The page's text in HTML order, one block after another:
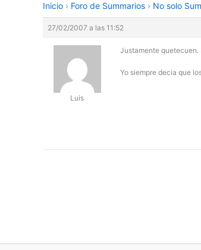
Inicio › Foro de Summarios › No solo
27/02/2007 a las 11:52
Luis
Justamente quetecuen.
Yo siempre decia que